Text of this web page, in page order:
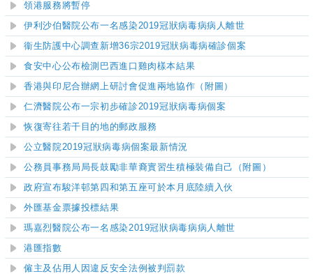
領港服務將暫停
伊利沙伯醫院公布一名感染2019冠狀病毒病病人離世
衞生防護中心調查新增36宗2019冠狀病毒病確診個案
食安中心公布檢測巴西進口雞肉樣本結果
香港與印尼合辦網上研討會促進兩地協作（附圖）
仁濟醫院公布一宗初步確診2019冠狀病毒病個案
恢復寄往若干目的地的郵政服務
公立醫院2019冠狀病毒病個案最新情況
公務員事務局局長鼓勵非華裔實習生積極裝備自己（附圖）
政府宣布駿洋邨第四和第五座可於本月底陸續入伙
外匯基金票據投標結果
瑪嘉烈醫院公布一名感染2019冠狀病毒病病人離世
港匯指數
僱主及佔用人因違反安全法例被判罰款